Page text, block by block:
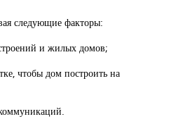
следующие факторы:
и жилых домов;
чтобы дом построить на